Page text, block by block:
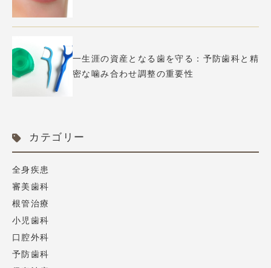
一生涯の資産となる歯を守る：予防歯科と精
密な噛み合わせ調整の重要性
カテゴリー
全身疾患
審美歯科
根管治療
小児歯科
口腔外科
予防歯科